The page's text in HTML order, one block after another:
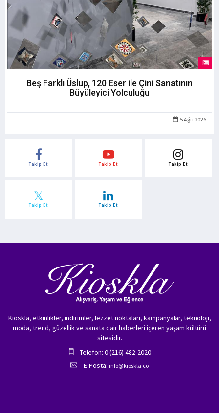
Beş Farklı Üslup, 120 Eser ile Çini Sanatının
Büyüleyici Yolculuğu
5 Ağu 2026
Takip Et Takip Et Takip Et
Takip Et Takip Et
Kioskla, etkinlikler, indirimler, lezzet noktaları, kampanyalar, teknoloji,
moda, trend, güzellik ve sanata dair haberleri içeren yaşam kültürü
sitesidir.
Telefon: 0 (216) 482-2020
E-Posta: info@kioskla.co